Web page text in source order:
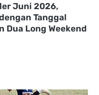
Juni 2026,
Tanggal
Dua Long Weekend